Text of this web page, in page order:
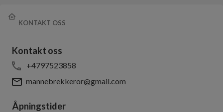
KONTAKT OSS
Kontakt oss
+4797523858
mannebrekkeror@gmail.com
Åpningstider